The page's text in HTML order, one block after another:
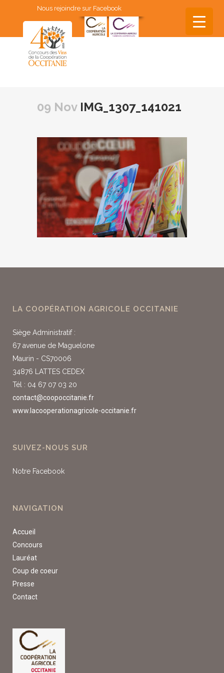
Nous rejoindre sur Facebook
09 NovIMG_1307_141021
LA COOPÉRATION AGRICOLE OCCITANIE
Siège Administratif :
67 avenue de Maguelone
Maurin - CS70006
34876 LATTES CEDEX
Tél : 04 67 07 03 20
contact@coopoccitanie.fr
www.lacooperationagricole-occitanie.fr
SUIVEZ-NOUS SUR
Notre Facebook
NAVIGATION
Accueil
Concours
Lauréat
Coup de coeur
Presse
Contact